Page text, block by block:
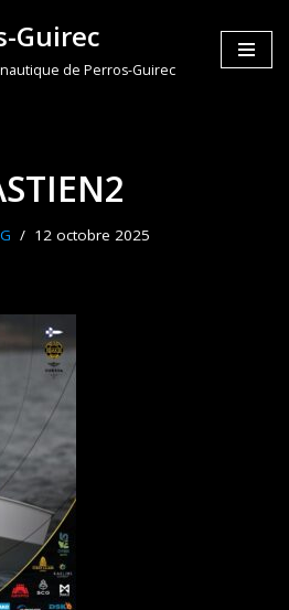
Guirec
de Perros-Guirec
12 octobre 2025